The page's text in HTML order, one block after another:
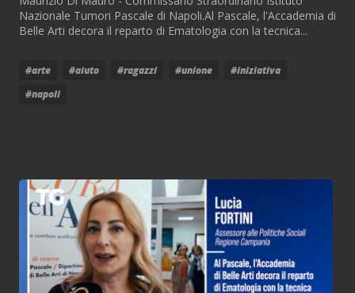
Nazionale Tumori Pascale di Napoli.Al Pascale, l'Accademia di
Belle Arti decora il reparto di Ematologia con la tecnica...
#arte #aiuto #ragazzi #unione
#iniziativa
#napoli